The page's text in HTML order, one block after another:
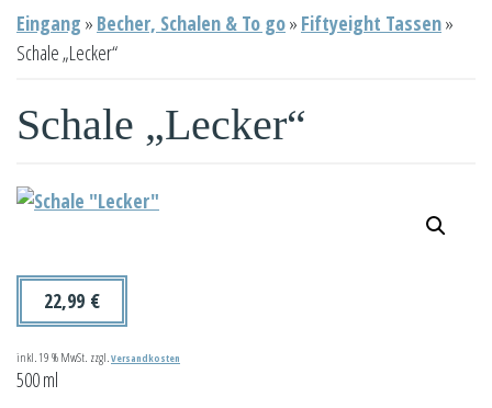
Eingang » Becher, Schalen & To go» Fiftyeight Tassen»
Schale „Lecker“
Schale „Lecker“
22,99 €
inkl. 19 % MwSt. zzgl. Versandkosten
500 ml